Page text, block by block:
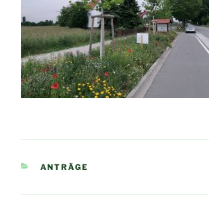
KATEGORIEN
ANTRÄGE